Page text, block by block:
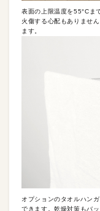
表面の上限温度を55°Cま
火傷する心配もありませ
ます。
オプションのタオルハン
できます。乾燥対策もバッ